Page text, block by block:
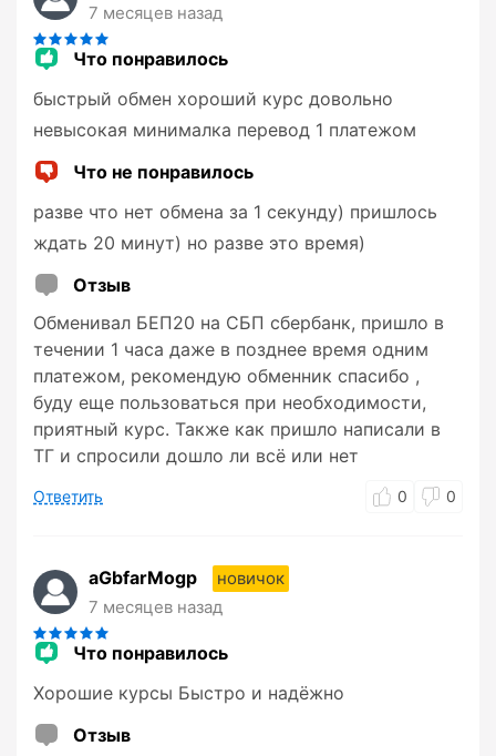
7 месяцев назад
Что понравилось
быстрый обмен хороший курс довольно
невысокая минималка перевод 1 платежом
Что не понравилось
разве что нет обмена за 1 секунду) пришлось
ждать 20 минут) но разве это время)
Отзыв
Обменивал БЕП20 на СБП сбербанк, пришло в
течении 1 часа даже в позднее время одним
платежом, рекомендую обменник спасибо ,
буду еще пользоваться при необходимости,
приятный курс. Также как пришло написали в
ТГ и спросили дошло ли всё или нет
Ответить 0 0
aGbfarMogp
новичок
7 месяцев назад
Что понравилось
Хорошие курсы Быстро и надёжно
Отзыв